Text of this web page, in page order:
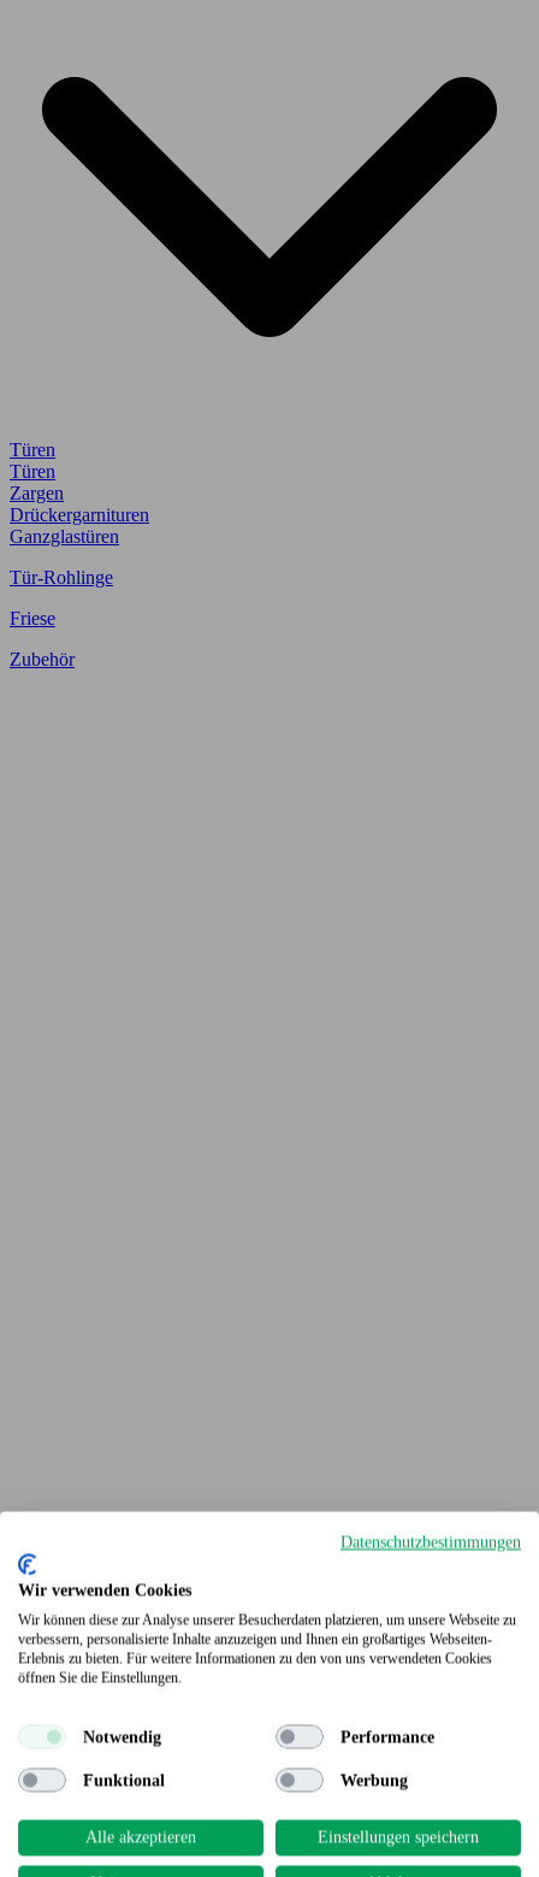
Türen
Türen
Zargen
Drückergarnituren
Ganzglastüren
Tür-Rohlinge
Friese
Zubehör
Terrassendielen
Datenschutzbestimmungen
Wir verwenden Cookies
Wir können diese zur Analyse unserer Besucherdaten platzieren, um unsere Webseite zu
verbessern, personalisierte Inhalte anzuzeigen und Ihnen ein großartiges Webseiten-
Erlebnis zu bieten. Für weitere Informationen zu den von uns verwendeten Cookies
öffnen Sie die Einstellungen.
Notwendig Performance
Funktional Werbung
Alle akzeptieren Einstellungen speichern